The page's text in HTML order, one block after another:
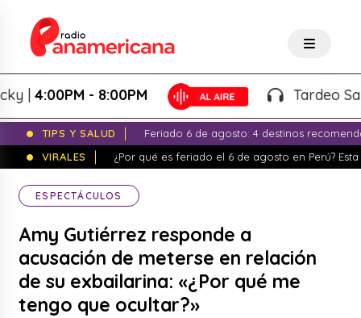
4:00PM - 8:00PM Tardeo
TIPS Y SALUD
Feriado 6 de agosto: 4 destinos
VIRALES
¿Por qué es feriado el 6 de agosto en Perú?
ESPECTÁCULOS
Amy Gutiérrez responde a
acusación de meterse en relación
de su exbailarina: «¿Por qué me
tengo que ocultar?»